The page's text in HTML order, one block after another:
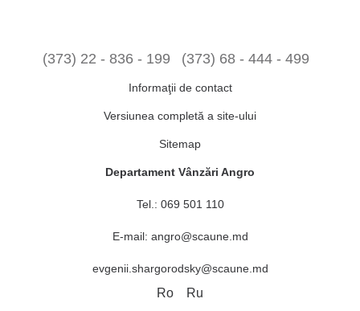
(373) 22 - 836 - 199 (373) 68 - 444 - 499
Informaţii de contact
Versiunea completă a site-ului
Sitemap
Departament Vânzări Angro
Tel.: 069 501 110
E-mail: angro@scaune.md
evgenii.shargorodsky@scaune.md
Ro Ru